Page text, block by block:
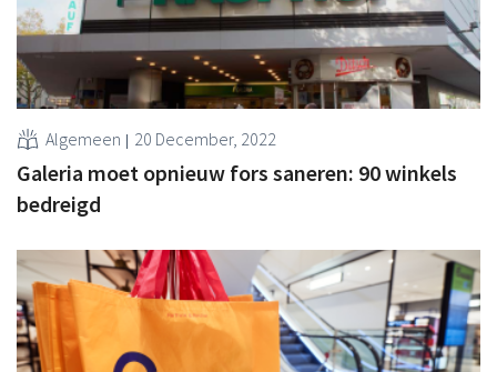
Algemeen 20 December, 2022
Galeria moet opnieuw fors saneren: 90 winkels
bedreigd